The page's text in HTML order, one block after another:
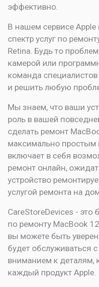
эффективно.
В нашем сервисе
спектр услуг по
Retina. Будь то
камерой или
команда специалистов
и решить любую
Мы знаем, что ваши
роль в вашей
сделать ремонт
максимально
включает в себя
ремонт онлайн,
устройство
услугой ремонта на
CareStoreDevices - это
по ремонту MacBook
вы можете быть
будет обслуживаться
вниманием к деталям,
каждый продукт Apple.